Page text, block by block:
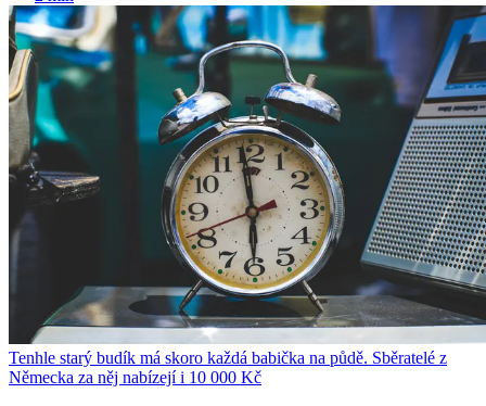
Tenhle starý budík má skoro každá babička na půdě. Sběratelé z
Německa za něj nabízejí i 10 000 Kč